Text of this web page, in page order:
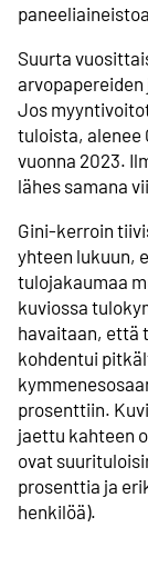
Suurta
Jos
tuloista, alenee
vuonna 2023.
lähes samana
Gini-kerroin
yhteen lukuun,
tulojakaumaa
kuviossa
havaitaan, että
kohdentui
prosenttiin.
jaettu kahteen
ovat
prosenttia ja
henkilöä).